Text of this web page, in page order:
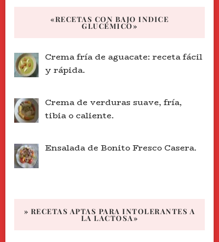
«RECETAS CON BAJO INDICE
GLUCÉMICO»
Crema fría de aguacate: receta fácil
y rápida.
Crema de verduras suave, fría,
tibia o caliente.
Ensalada de Bonito Fresco Casera.
» RECETAS APTAS PARA INTOLERANTES A
LA LACTOSA»